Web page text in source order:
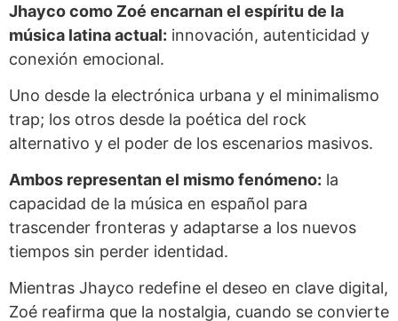
Jhayco como Zoé encarnan el espíritu de la
música latina actual: innovación, autenticidad y
conexión emocional.
Uno desde la electrónica urbana y el minimalismo
trap; los otros desde la poética del rock
alternativo y el poder de los escenarios masivos.
Ambos representan el mismo fenómeno: la
capacidad de la música en español para
trascender fronteras y adaptarse a los nuevos
tiempos sin perder identidad.
Mientras Jhayco redefine el deseo en clave digital,
Zoé reafirma que la nostalgia, cuando se convierte